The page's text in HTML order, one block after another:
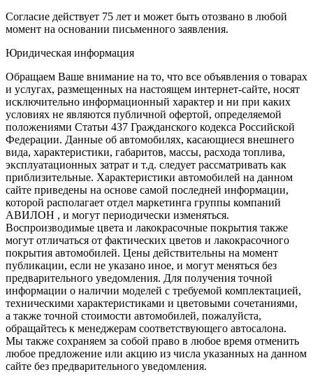
Согласие действует 75 лет и может быть отозвано в любой
момент на основании письменного заявления.
Юридическая информация
Обращаем Ваше внимание на то, что все объявления о товарах
и услугах, размещенных на настоящем интернет-сайте, носят
исключительно информационный характер и ни при каких
условиях не являются публичной офертой, определяемой
положениями Статьи 437 Гражданского кодекса Российской
Федерации. Данные об автомобилях, касающиеся внешнего
вида, характеристики, габаритов, массы, расхода топлива,
эксплуатационных затрат и т.д. следует рассматривать как
приблизительные. Характеристики автомобилей на данном
сайте приведены на основе самой последней информации,
которой располагает отдел маркетинга группы компаний
АВИЛОН , и могут периодически изменяться.
Воспроизводимые цвета и лакокрасочные покрытия также
могут отличаться от фактических цветов и лакокрасочного
покрытия автомобилей. Цены действительны на момент
публикации, если не указано иное, и могут меняться без
предварительного уведомления. Для получения точной
информации о наличии моделей с требуемой комплектацией,
техническими характеристиками и цветовыми сочетаниями,
а также точной стоимости автомобилей, пожалуйста,
обращайтесь к менеджерам соответствующего автосалона.
Мы также сохраняем за собой право в любое время отменить
любое предложение или акцию из числа указанных на данном
сайте без предварительного уведомления.